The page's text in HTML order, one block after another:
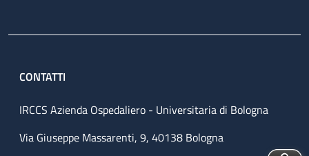
CONTATTI
IRCCS Azienda Ospedaliero - Universitaria di Bologna
Via Giuseppe Massarenti, 9, 40138 Bologna